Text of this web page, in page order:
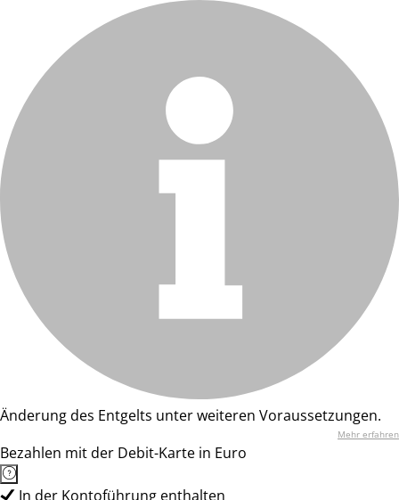
Änderung des Entgelts unter weiteren Voraussetzungen.
Mehr erfahren
Bezahlen mit der Debit-Karte in Euro
In der Kontoführung enthalten